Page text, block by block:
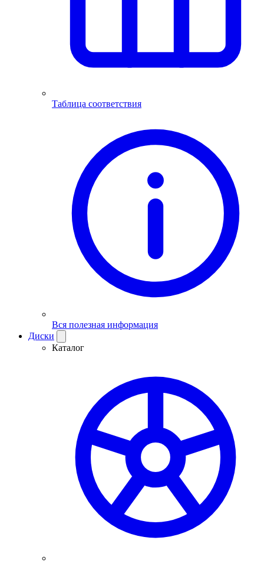
Таблица соответствия
Вся полезная информация
Диски
Каталог